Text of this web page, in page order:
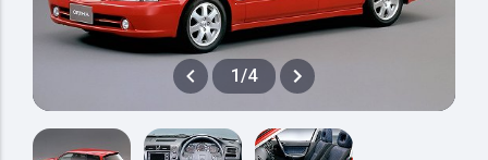
1/4